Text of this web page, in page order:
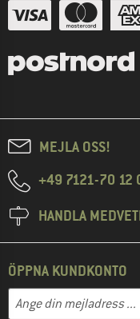
MEJLA OSS!
+49 7121-70 12
HANDLA
ÖPPNA KUNDKONTO
Mejladress
Skriv in din e-